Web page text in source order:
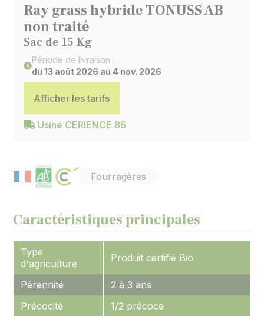
Ray grass hybride TONUSS AB
non traité
Sac de 15 Kg
Période de livraison :
du 13 août 2026 au 4 nov. 2026
Afficher les tarifs
Usine CERIENCE 86
Fourragères
Caractéristiques principales
Type
d'agriculture
Produit certifié Bio
Pérennité
2 à 3 ans
Précocité
1/2 précoce